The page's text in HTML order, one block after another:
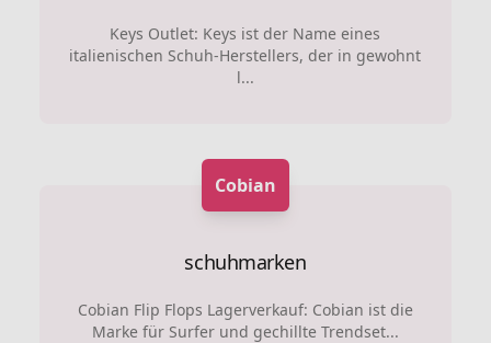
Keys Outlet: Keys ist der Name eines
italienischen Schuh-Herstellers, der in gewohnt
l...
Cobian
schuhmarken
Cobian Flip Flops Lagerverkauf: Cobian ist die
Marke für Surfer und gechillte Trendset...